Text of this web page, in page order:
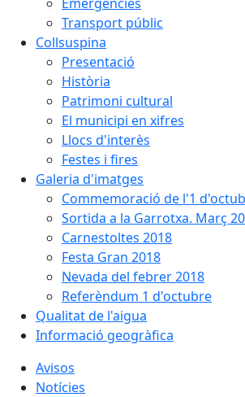
Transport públic
Collsuspina
Presentació
Història
Patrimoni cultural
El municipi en xifres
Llocs d'interès
Festes i fires
Galeria d'imatges
Commemoració de l'1
Sortida a la Garrotxa. Març
Carnestoltes 2018
Festa Gran 2018
Nevada del febrer 2018
Referèndum 1 d'octubre
Qualitat de l'aigua
Informació geogràfica
Avisos
Notícies